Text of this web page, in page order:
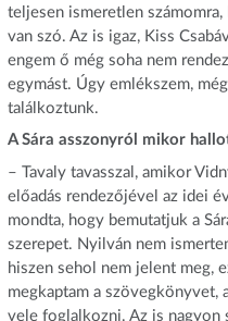
teljesen ismeretlen számomra,
van szó. Az is igaz, Kiss
engem ő még soha nem
egymást. Úgy emlékszem,
találkoztunk.
A Sára asszonyról mikor
– Tavaly tavasszal, amikor
előadás rendezőjével az idei
mondta, hogy bemutatjuk a
szerepet. Nyilván nem
hiszen sehol nem jelent meg,
megkaptam a szövegkönyvet,
vele foglalkozni. Az is nagyon